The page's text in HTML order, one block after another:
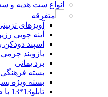
انواع ست هدیه و
متفرقه
آویزهای
آینه چوبی
اسپند
بازوبند
برد یمانی
بسته فرهنگی
بسته ویژه
تابلو13*13 با طرح کاشی مهر ثامن